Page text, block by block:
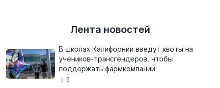
Лента новостей
В школах Калифорнии введут квоты на
учеников-трансгендеров, чтобы
поддержать фармкомпании
5